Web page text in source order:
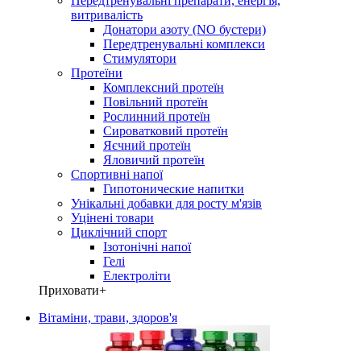
витривалість
Донатори азоту (NO бустери)
Передтренувальні комплекси
Стимулятори
Протеїни
Комплексний протеїн
Повільний протеїн
Рослинний протеїн
Сироватковий протеїн
Яєчний протеїн
Яловичий протеїн
Спортивні напої
Гипотонические напитки
Унікальні добавки для росту м'язів
Уцінені товари
Циклічний спорт
Ізотонічні напої
Гелі
Електроліти
Приховати+
Вітаміни, трави, здоров'я